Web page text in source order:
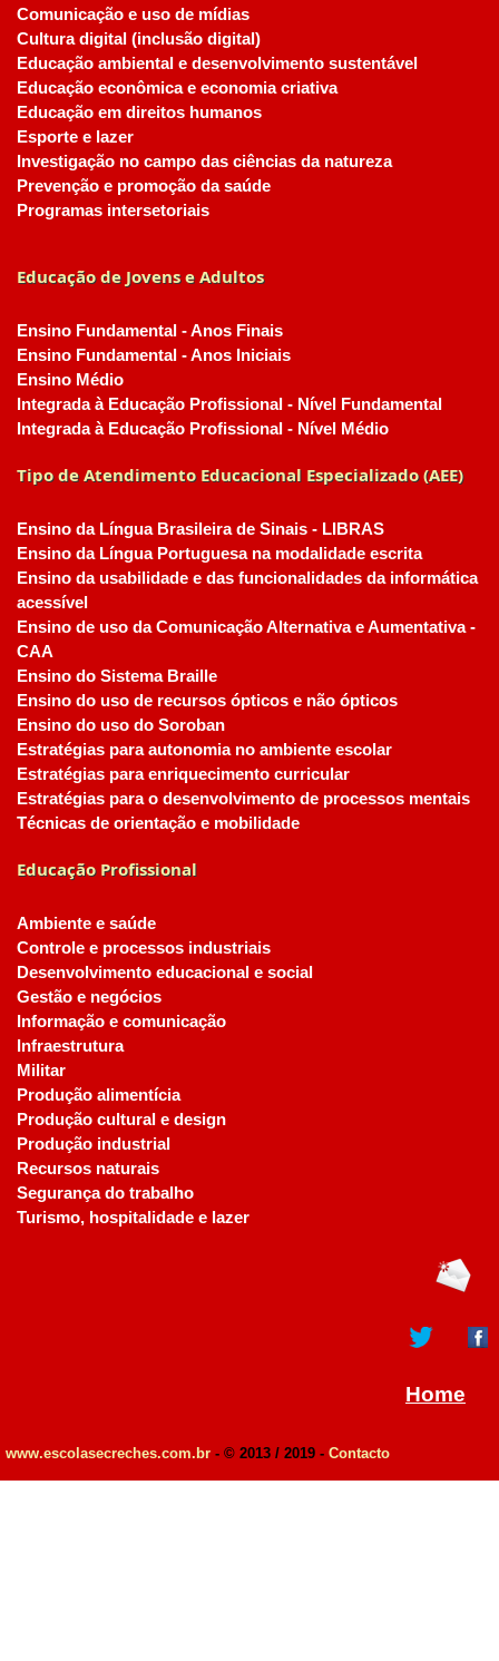
Comunicação e uso de mídias
Cultura digital (inclusão digital)
Educação ambiental e desenvolvimento sustentável
Educação econômica e economia criativa
Educação em direitos humanos
Esporte e lazer
Investigação no campo das ciências da natureza
Prevenção e promoção da saúde
Programas intersetoriais
Educação de Jovens e Adultos
Ensino Fundamental - Anos Finais
Ensino Fundamental - Anos Iniciais
Ensino Médio
Integrada à Educação Profissional - Nível Fundamental
Integrada à Educação Profissional - Nível Médio
Tipo de Atendimento Educacional Especializado (AEE)
Ensino da Língua Brasileira de Sinais - LIBRAS
Ensino da Língua Portuguesa na modalidade escrita
Ensino da usabilidade e das funcionalidades da informática
acessível
Ensino de uso da Comunicação Alternativa e Aumentativa -
CAA
Ensino do Sistema Braille
Ensino do uso de recursos ópticos e não ópticos
Ensino do uso do Soroban
Estratégias para autonomia no ambiente escolar
Estratégias para enriquecimento curricular
Estratégias para o desenvolvimento de processos mentais
Técnicas de orientação e mobilidade
Educação Profissional
Ambiente e saúde
Controle e processos industriais
Desenvolvimento educacional e social
Gestão e negócios
Informação e comunicação
Infraestrutura
Militar
Produção alimentícia
Produção cultural e design
Produção industrial
Recursos naturais
Segurança do trabalho
Turismo, hospitalidade e lazer
Home
www.escolasecreches.com.br - © 2013 / 2019 - Contacto